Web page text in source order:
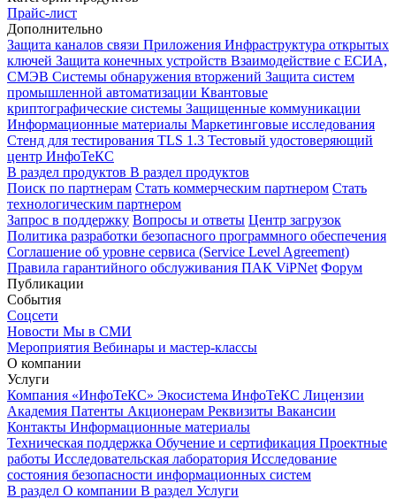
Прайс-лист
Дополнительно
Защита каналов связи Приложения Инфраструктура открытых
ключей Защита конечных устройств Взаимодействие с ЕСИА,
СМЭВ Системы обнаружения вторжений Защита систем
промышленной автоматизации Квантовые
криптографические системы Защищенные коммуникации
Информационные материалы Маркетинговые исследования
Стенд для тестирования TLS 1.3 Тестовый удостоверяющий
центр ИнфоТеКС
В раздел продуктов В раздел продуктов
Поиск по партнерам Стать коммерческим партнером Стать
технологическим партнером
Запрос в поддержку Вопросы и ответы Центр загрузок
Политика разработки безопасного программного обеспечения
Соглашение об уровне сервиса (Service Level Agreement)
Правила гарантийного обслуживания ПАК ViPNet Форум
Публикации
События
Соцсети
Новости Мы в СМИ
Мероприятия Вебинары и мастер-классы
О компании
Услуги
Компания «ИнфоТеКС» Экосистема ИнфоТеКС Лицензии
Академия Патенты Акционерам Реквизиты Вакансии
Контакты Информационные материалы
Техническая поддержка Обучение и сертификация Проектные
работы Исследовательская лаборатория Исследование
состояния безопасности информационных систем
В раздел О компании В раздел Услуги